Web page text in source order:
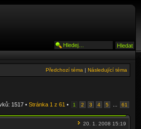
Následující téma
Předchozí téma |
1517 • Stránka 1 z 61 • 1 2 3 4 5 61
20. 1. 2008 15:19